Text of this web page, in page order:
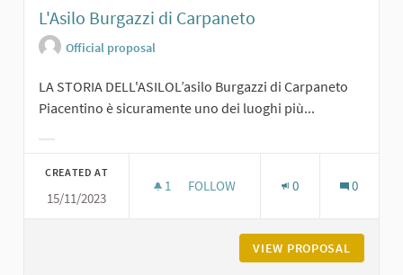
L'Asilo Burgazzi di Carpaneto
Official proposal
LA STORIA DELL'ASILOL’asilo Burgazzi di Carpaneto
Piacentino è sicuramente uno dei luoghi più...
CREATED AT
15/11/2023
1 1 FOLLOWER
FOLLOW 0 0
VIEW PROPOSAL